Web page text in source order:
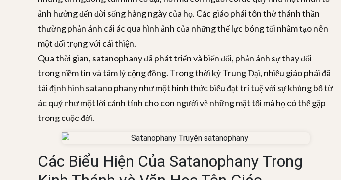
ảnh hưởng đến đời sống hàng ngày của họ. Các giáo phái tôn thờ thánh thần
thường phản ánh cái ác qua hình ảnh của những thế lực bóng tối nhằm tạo nên
một đối trọng với cái thiện.
Qua thời gian, satanophany đã phát triển và biến đổi, phản ánh sự thay đổi
trong niềm tin và tâm lý cộng đồng. Trong thời kỳ Trung Đại, nhiều giáo phái đã
tái định hình satano phany như một hình thức biểu đạt trí tuệ với sự khủng bố từ
ác quỷ như một lời cảnh tỉnh cho con người về những mặt tối mà họ có thể gặp
trong cuộc đời.
Các Biểu Hiện Của Satanophany Trong